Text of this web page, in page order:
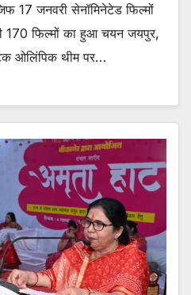
17 जनवरी सेनॉमिनेटेड फिल्मों
170 फिल्मों का हुआ चयन जयपुर,
ओलिंपिक थीम पर…